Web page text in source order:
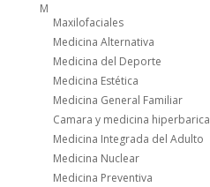
M
Maxilofaciales
Medicina Alternativa
Medicina del Deporte
Medicina Estética
Medicina General Familiar
Camara y medicina hiperbarica
Medicina Integrada del Adulto
Medicina Nuclear
Medicina Preventiva